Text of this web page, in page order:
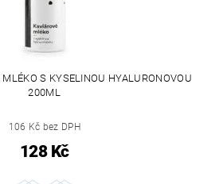
MLÉKO S KYSELINOU HYALURONOVOU
200ML
106 Kč bez DPH
128 Kč